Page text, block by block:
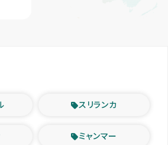
スリランカ
ミャンマー